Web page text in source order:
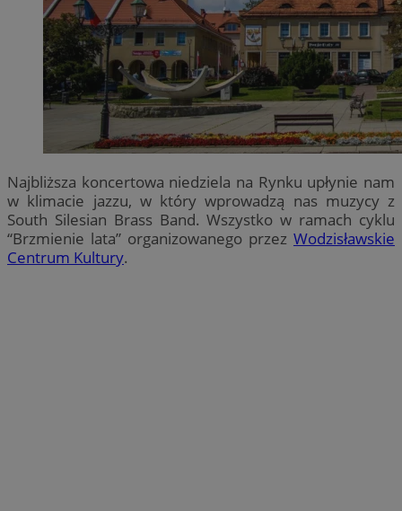
Najbliższa koncertowa niedziela na Rynku upłynie nam
w klimacie jazzu, w który wprowadzą nas muzycy z
South Silesian Brass Band. Wszystko w ramach cyklu
“Brzmienie lata” organizowanego przez Wodzisławskie
Centrum Kultury.